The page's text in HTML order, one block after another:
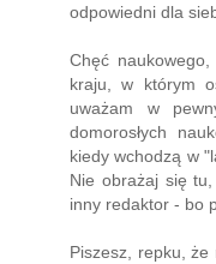
odpowiedni dla
Chęć
kraju, w którym
uważam w
domorosłych
kiedy wchodzą w
Nie obrażaj się
inny redaktor - bo
Piszesz, repku,